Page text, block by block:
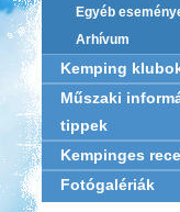
Egyéb
Arhívum
Kemping
Műszaki
tippek
Kempinges
Fotógalériák